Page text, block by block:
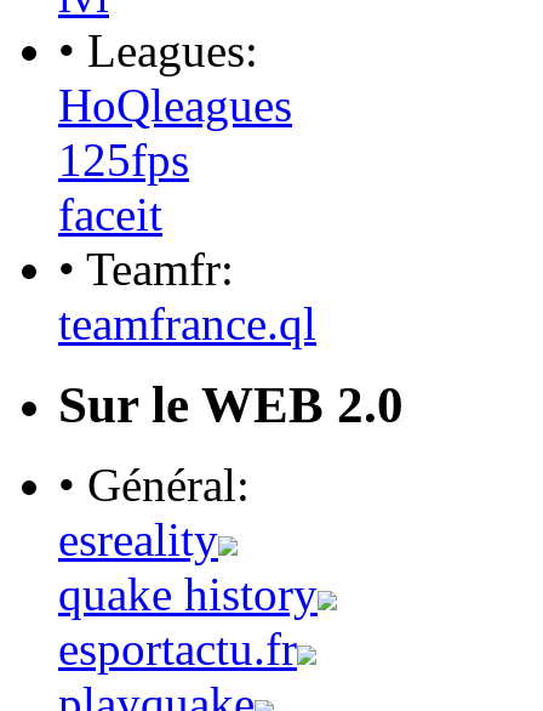
• Leagues:
HoQleagues
125fps
faceit
• Teamfr:
teamfrance.ql
Sur le WEB 2.0
• Général:
esreality
quake history
esportactu.fr